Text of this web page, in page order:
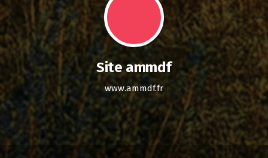
Site ammdf
www.ammdf.fr